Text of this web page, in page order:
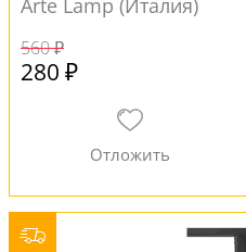
Arte Lamp (Италия)
560 ₽
280 ₽